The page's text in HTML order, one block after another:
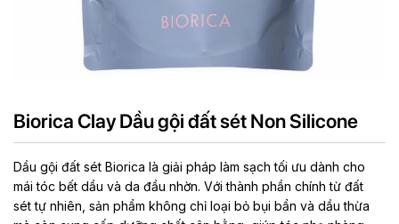
Biorica Clay Dầu gội đất sét Non Silicone
Dầu gội đất sét Biorica là giải pháp làm sạch tối ưu dành cho
mái tóc bết dầu và da đầu nhờn. Với thành phần chính từ đất
sét tự nhiên, sản phẩm không chỉ loại bỏ bụi bẩn và dầu thừa